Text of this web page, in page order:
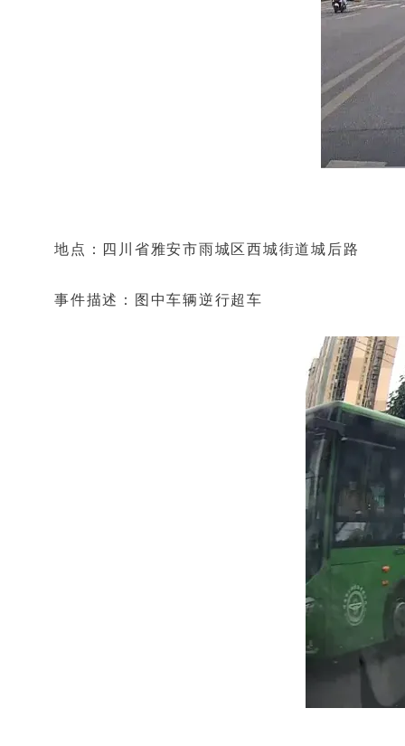
地点：四川省雅安市雨城区西城街道城后路
事件描述：图中车辆逆行超车